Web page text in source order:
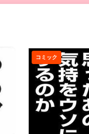
コミック